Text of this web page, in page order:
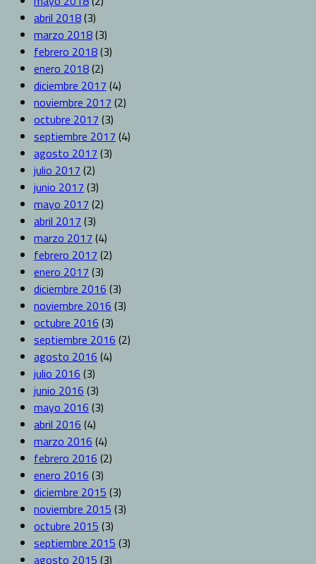
abril 2018(3)
marzo 2018(3)
febrero 2018(3)
enero 2018(2)
diciembre 2017 (4)
noviembre 2017 (2)
octubre 2017 (3)
septiembre 2017 (4)
agosto 2017 (3)
julio 2017 (2)
junio 2017 (3)
mayo 2017 (2)
abril 2017 (3)
marzo 2017 (4)
febrero 2017 (2)
enero 2017 (3)
diciembre 2016 (3)
noviembre 2016 (3)
octubre 2016 (3)
septiembre 2016 (2)
agosto 2016 (4)
julio 2016 (3)
junio 2016 (3)
mayo 2016 (3)
abril 2016 (4)
marzo 2016 (4)
febrero 2016 (2)
enero 2016 (3)
diciembre 2015 (3)
noviembre 2015 (3)
octubre 2015 (3)
septiembre 2015 (3)
agosto 2015 (3)